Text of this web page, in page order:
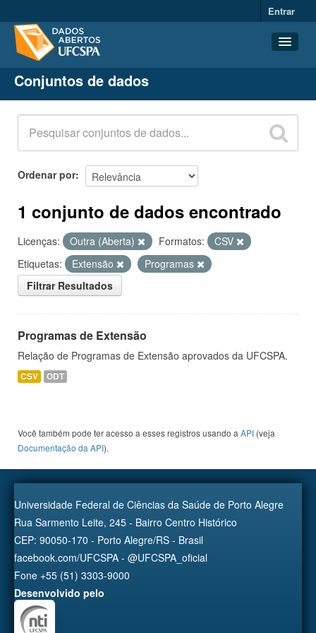
Entrar
Conjuntos de dados
Organizações
Grupos
Sobre
Conjuntos de dados
Ordenar por
1 conjunto de dados encontrado
Licenças: Outra (Aberta) Formatos:
CSV
Etiquetas:
Extensão
Programas
Filtrar Resultados
Programas de Extensão
Relação de Programas de Extensão aprovados da UFCSPA.
CSV ODT
Você também pode ter acesso a esses registros usando a API (veja
Documentação da API).
Universidade Federal de Ciências da Saúde de Porto Alegre
Rua Sarmento Leite, 245 - Bairro Centro Histórico
CEP: 90050-170 - Porto Alegre/RS - Brasil
facebook.com/UFCSPA - @UFCSPA_oficial
Fone +55 (51) 3303-9000
Desenvolvido pelo